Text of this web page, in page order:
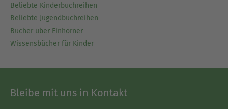
Beliebte Kinderbuchreihen
Beliebte Jugendbuchreihen
Bücher über Einhörner
Wissensbücher für Kinder
Bleibe mit uns in Kontakt